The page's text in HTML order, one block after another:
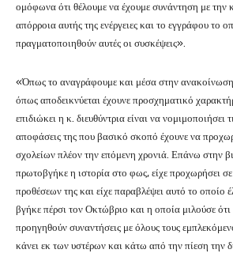
ομόφωνα ότι θέλουμε να έχουμε συνάντηση με την
απόρροια αυτής της ενέργειες και το εγγράφου το
πραγματοποιηθούν αυτές οι συσκέψεις».
«Όπως το αναγράφουμε και μέσα στην ανακοίνωση
όπως αποδεικνύεται έχουνε προσχηματικό
επιδιώκει η κ. διευθύντρια είναι να νομιμοποιήσει
αποφάσεις της που βασικό σκοπό έχουνε να
σχολείων πλέον την επόμενη χρονιά. Επάνω στην
πρωτοβγήκε η ιστορία στο φως, είχε προχωρήσει
προθέσεων της και είχε παραβλέψει αυτό το οποίο
βγήκε πέρσι τον Οκτώβριο και η οποία μιλούσε ότι
προηγηθούν συναντήσεις με όλους τους
κάνει εκ των υστέρων και κάτω από την πίεση την